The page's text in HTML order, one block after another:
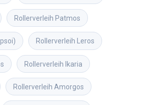
Rollerverleih Patmos
Rollerverleih Leros
Rollerverleih Ikaria
Rollerverleih Amorgos